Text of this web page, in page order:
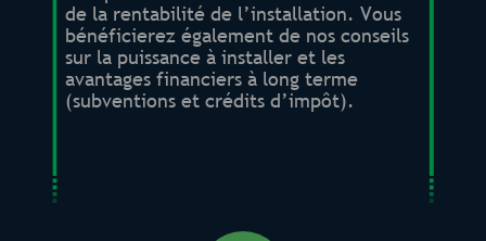
de la rentabilité de l’installation. Vous
bénéficierez également de nos conseils
sur la puissance à installer et les
avantages financiers à long terme
(subventions et crédits d’impôt).